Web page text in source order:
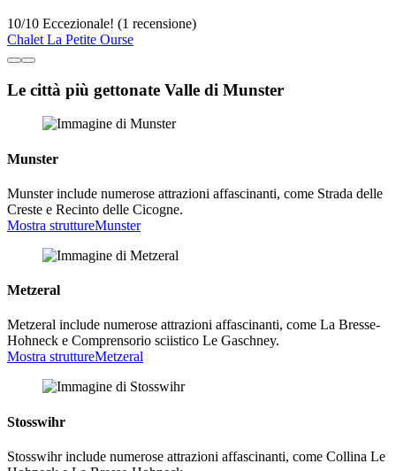
10/10 Eccezionale! (1 recensione)
Chalet La Petite Ourse
Le città più gettonate Valle di Munster
Munster
Munster include numerose attrazioni affascinanti, come Strada delle
Creste e Recinto delle Cicogne.
Mostra struttureMunster
Metzeral
Metzeral include numerose attrazioni affascinanti, come La Bresse-
Hohneck e Comprensorio sciistico Le Gaschney.
Mostra struttureMetzeral
Stosswihr
Stosswihr include numerose attrazioni affascinanti, come Collina Le